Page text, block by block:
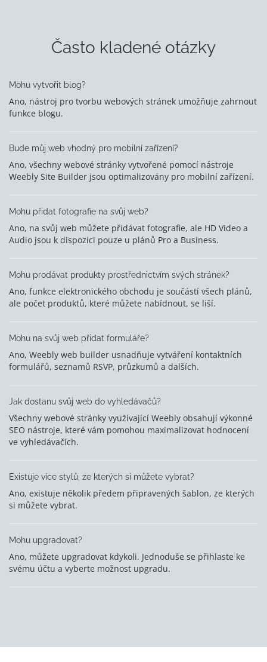
Často kladené otázky
Mohu vytvořit blog?
Ano, nástroj pro tvorbu webových stránek umožňuje zahrnout
funkce blogu.
Bude můj web vhodný pro mobilní zařízení?
Ano, všechny webové stránky vytvořené pomocí nástroje
Weebly Site Builder jsou optimalizovány pro mobilní zařízení.
Mohu přidat fotografie na svůj web?
Ano, na svůj web můžete přidávat fotografie, ale HD Video a
Audio jsou k dispozici pouze u plánů Pro a Business.
Mohu prodávat produkty prostřednictvím svých stránek?
Ano, funkce elektronického obchodu je součástí všech plánů,
ale počet produktů, které můžete nabídnout, se liší.
Mohu na svůj web přidat formuláře?
Ano, Weebly web builder usnadňuje vytváření kontaktních
formulářů, seznamů RSVP, průzkumů a dalších.
Jak dostanu svůj web do vyhledávačů?
Všechny webové stránky využívající Weebly obsahují výkonné
SEO nástroje, které vám pomohou maximalizovat hodnocení
ve vyhledávačích.
Existuje více stylů, ze kterých si můžete vybrat?
Ano, existuje několik předem připravených šablon, ze kterých
si můžete vybrat.
Mohu upgradovat?
Ano, můžete upgradovat kdykoli. Jednoduše se přihlaste ke
svému účtu a vyberte možnost upgradu.